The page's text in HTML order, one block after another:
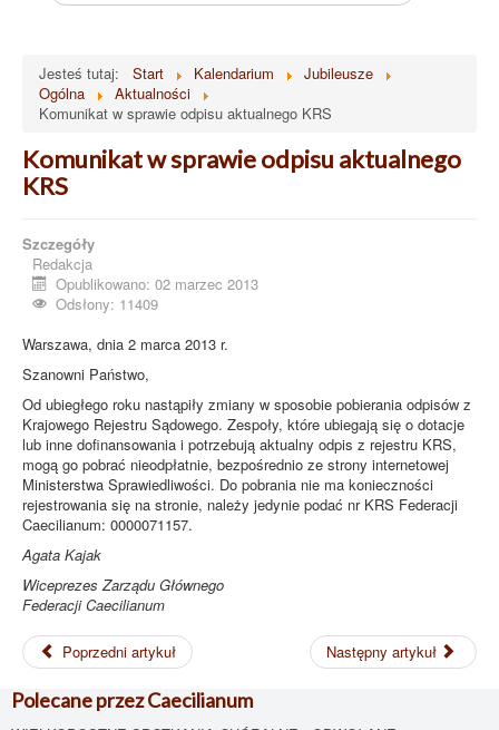
Jesteś tutaj: Start Kalendarium
Jubileusze
Ogólna
Aktualności
Komunikat w sprawie odpisu aktualnego KRS
Komunikat w sprawie odpisu aktualnego
KRS
Szczegóły
Redakcja
Opublikowano: 02 marzec 2013
Odsłony: 11409
Warszawa, dnia 2 marca 2013 r.
Szanowni Państwo,
Od ubiegłego roku nastąpiły zmiany w sposobie pobierania odpisów z
Krajowego Rejestru Sądowego. Zespoły, które ubiegają się o dotacje
lub inne dofinansowania i potrzebują aktualny odpis z rejestru KRS,
mogą go pobrać nieodpłatnie, bezpośrednio ze strony internetowej
Ministerstwa Sprawiedliwości. Do pobrania nie ma konieczności
rejestrowania się na stronie, należy jedynie podać nr KRS Federacji
Caecilianum: 0000071157.
Agata Kajak
Wiceprezes Zarządu Głównego
Federacji Caecilianum
Poprzedni artykuł Następny artykuł
Polecane przez Caecilianum